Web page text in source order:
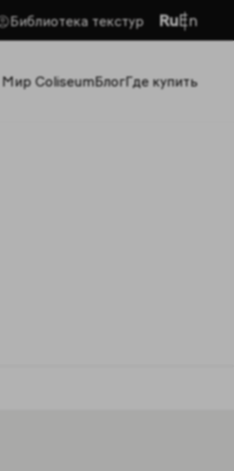
Библиотека текстур RuEn
Мир ColiseumБлогГде купить